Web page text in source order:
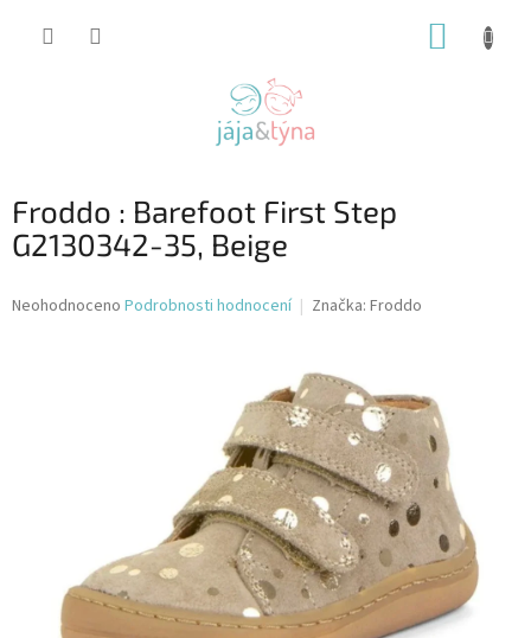
Froddo : Barefoot First Step
G2130342-35, Beige
Průměrné
Neohodnoceno Podrobnosti hodnocení Značka: Froddo